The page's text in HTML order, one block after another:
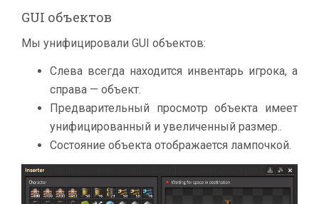
GUI объектов
Мы унифицировали GUI объектов:
Слева всегда находится инвентарь игрока, а
справа — объект.
Предварительный просмотр объекта имеет
унифицированный и увеличенный размер..
Состояние объекта отображается лампочкой.